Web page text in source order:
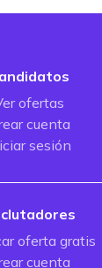
ofertas
cuenta
sesión
oferta gratis
cuenta